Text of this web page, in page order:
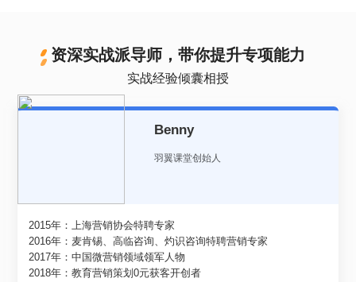
资深实战派导师，带你提升专项能力
实战经验倾囊相授
Benny
羽翼课堂创始人
2015年：上海营销协会特聘专家
2016年：麦肯锡、高临咨询、灼识咨询特聘营销专家
2017年：中国微营销领域领军人物
2018年：教育营销策划0元获客开创者